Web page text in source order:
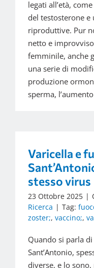
legati all’età,
del testosterone
riproduttive. Pur
netto e
femminile, anche
una serie di
produzione
sperma,
Varicella e
stesso virus
23 Ottobre 2025 |
Ricerca | Tag:
zoster;, vaccino;,
Quando si parla
Sant’Antonio,
diverse, e lo